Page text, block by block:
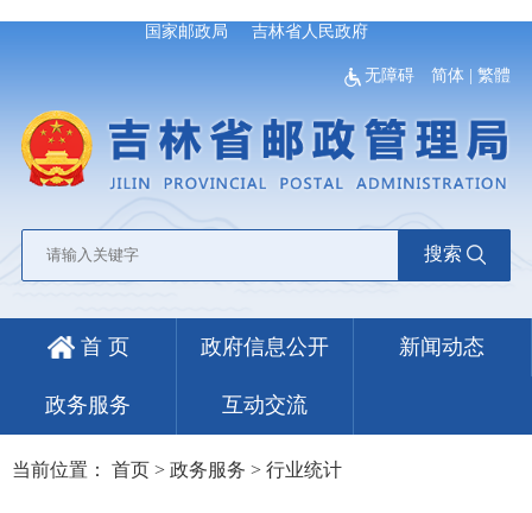
国家邮政局 吉林省人民政府
无障碍 简体 |繁體
搜索
首 页 政府信息公开 新闻动态
政务服务 互动交流
当前位置： 首页 > 政务服务 > 行业统计